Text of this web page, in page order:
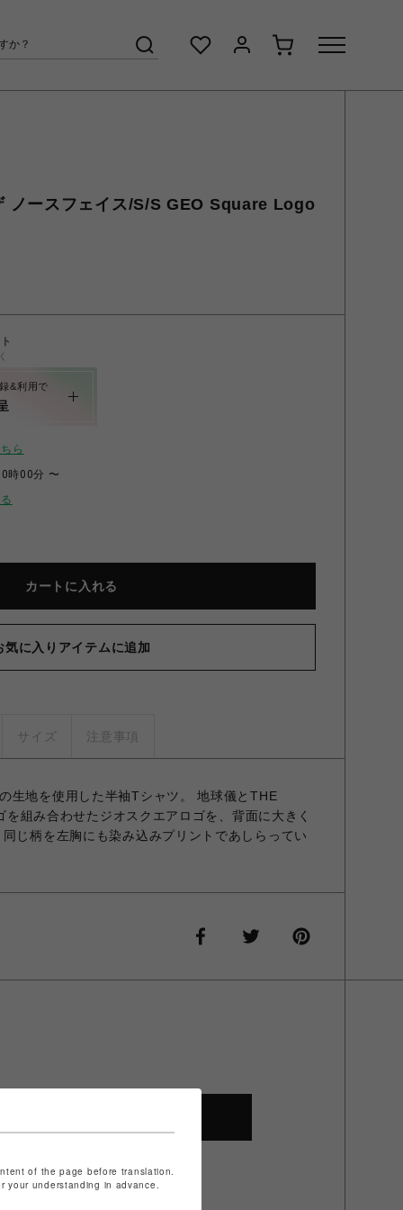
ノースフェイス/S/S GEO Square Logo
&利用で
ら
時00分 〜
カートに入れる
気に入りアイテムに追加
サイズ 注意事項
生地を使用した半袖Tシャツ。 地球儀とTHE
組み合わせたジオスクエアロゴを、背面に大きく
じ柄を左胸にも染み込みプリントであしらってい
of the page before translation.
your understanding in advance.